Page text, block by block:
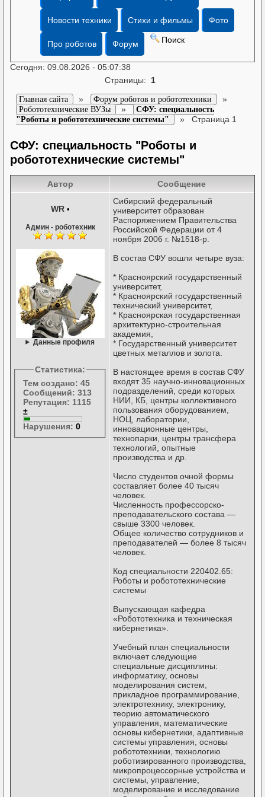
Новости техники Стихи и фильмы Фото
Про роботов Форум Поиск
Сегодня: 09.08.2026 - 05:07:38
Страницы: 1
Главная сайта » Форум роботов и робототехники »
Робототехнические ВУЗы »
СФУ: специальность
"Роботы и робототехнические системы"
» Страница 1
СФУ: специальность "Роботы и
робототехнические системы"
Автор Сообщение
WR •
Админ - роботехник
Данные профиля
Статистика:
Тем создано: 45
Сообщений: 313
Репутация: 1115
±
Нарушения: 0
Сибирский федеральный
университет образован
Распоряжением Правительства
Российской Федерации от 4
ноября 2006 г. №1518-р.
В состав СФУ вошли четыре вуза:
* Красноярский государственный
университет,
* Красноярский государственный
технический университет,
* Красноярская государственная
архитектурно-строительная
академия,
* Государственный университет
цветных металлов и золота.
В настоящее время в состав СФУ
входят 35 научно-инновационных
подразделений, среди которых
НИИ, КБ, центры коллективного
пользования оборудованием,
НОЦ, лаборатории,
инновационные центры,
технопарки, центры трансфера
технологий, опытные
производства и др.
Число студентов очной формы
составляет более 40 тысяч
человек.
Численность профессорско-
преподавательского состава —
свыше 3300 человек.
Общее количество сотрудников и
преподавателeй — более 8 тысяч
человек.
Код специальности 220402.65:
Роботы и робототехнические
системы
Выпускающая кафедра
«Робототехника и техническая
кибернетика».
Учебный план специальности
включает следующие
специальные дисциплины:
информатику, основы
моделирования систем,
прикладное программирование,
электротехнику, электронику,
теорию автоматического
управления, математические
основы кибернетики, адаптивные
системы управления, основы
робототехники, технологию
роботизированного производства,
микропроцессорные устройства и
системы, управление,
моделирование и исследование